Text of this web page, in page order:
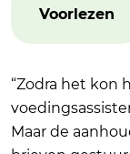
Voorlezen
“Zodra het kon
Maar de